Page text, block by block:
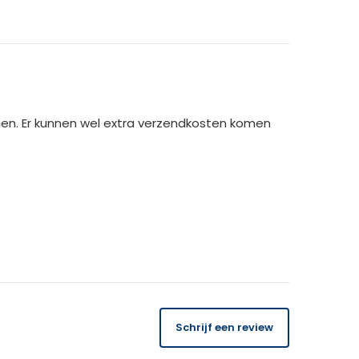
Er kunnen wel extra verzendkosten komen
gecrediteerd. Bij ontvangst van
binnen 14 dagen de kosten van het
Schrijf een review